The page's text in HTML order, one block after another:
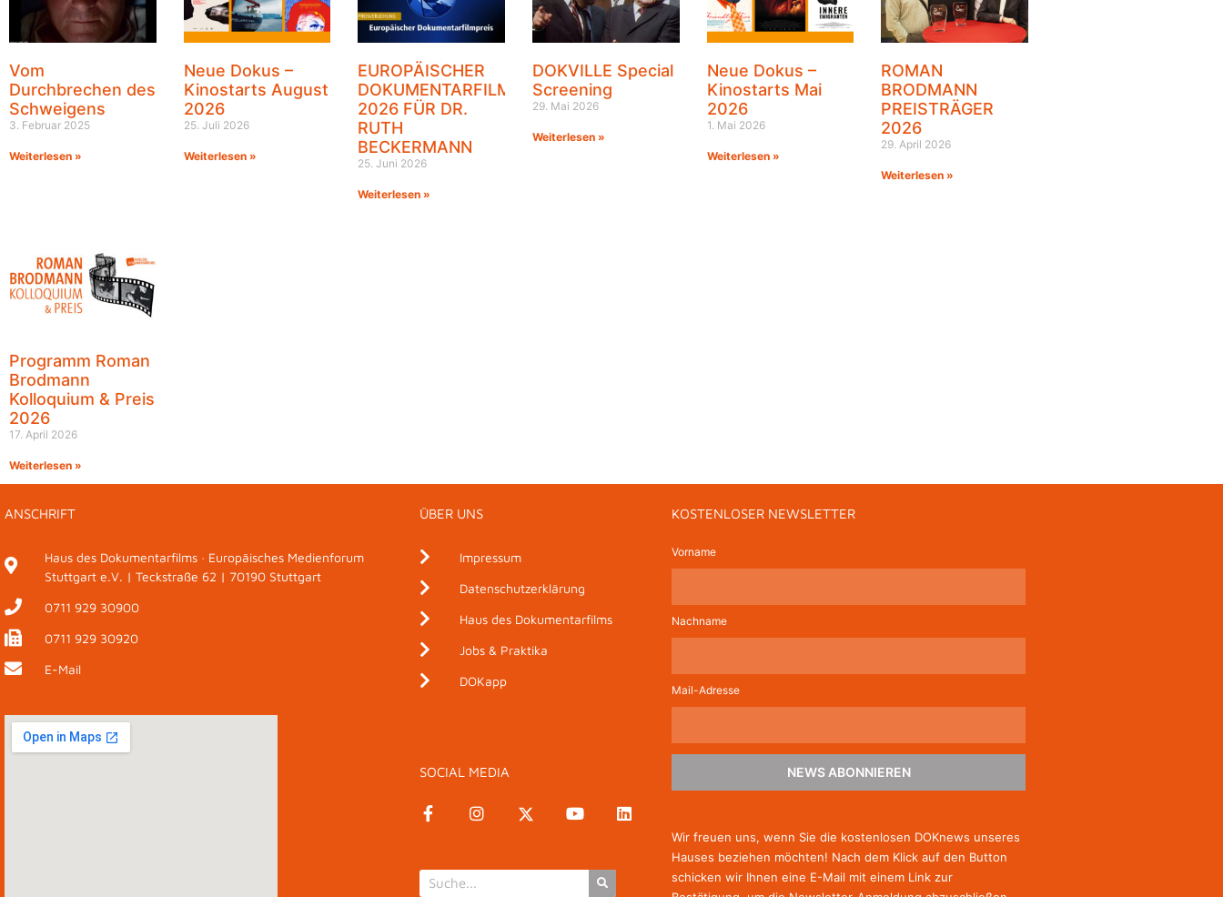
Vom
Durchbrechen des
Schweigens
3. Februar 2025
Weiterlesen »
Neue Dokus –
Kinostarts August
2026
25. Juli 2026
Weiterlesen »
EUROPÄISCHER
DOKUMENTARFILMPREIS
2026 FÜR DR.
RUTH
BECKERMANN
25. Juni 2026
Weiterlesen »
DOKVILLE Special
Screening
29. Mai 2026
Weiterlesen »
Neue Dokus –
Kinostarts Mai
2026
1. Mai 2026
Weiterlesen »
ROMAN
BRODMANN
PREISTRÄGER
2026
29. April 2026
Weiterlesen »
Programm Roman
Brodmann
Kolloquium & Preis
2026
17. April 2026
Weiterlesen »
ANSCHRIFT
Haus des Dokumentarfilms · Europäisches Medienforum
Stuttgart e.V. | Teckstraße 62 | 70190 Stuttgart
0711 929 30900
0711 929 30920
E-Mail
ÜBER UNS
Impressum
Datenschutzerklärung
Haus des Dokumentarfilms
Jobs & Praktika
DOKapp
SOCIAL MEDIA
KOSTENLOSER NEWSLETTER
Vorname
Nachname
Mail-Adresse
NEWS ABONNIEREN
Wir freuen uns, wenn Sie die kostenlosen DOKnews unseres
Hauses beziehen möchten! Nach dem Klick auf den Button
schicken wir Ihnen eine E-Mail mit einem Link zur